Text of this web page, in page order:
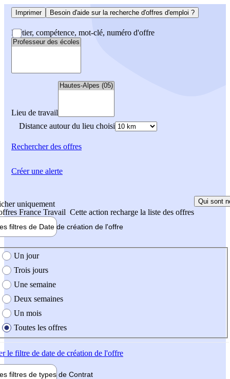
Imprimer Besoin d'aide sur la recherche d'offres d'emploi ?
Métier, compétence, mot-clé, numéro d'offre
Lieu de travail
Distance autour du lieu choisi
Rechercherdes offres
uniquement
France Travail Cette action recharge la liste des offres
Qui sont
filtres de Date de création de l'offre
création de l'offre
Un jour
Trois jours
Une semaine
Deux semaines
Un mois
Toutes les offres
le filtre de date de création de l'offre
filtres de types de Contrat
Créer une alerte